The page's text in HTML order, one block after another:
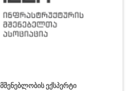
ექსპერტი